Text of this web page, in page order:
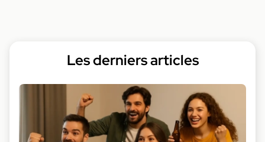
Les derniers articles